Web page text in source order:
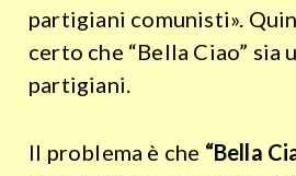
partigiani comunisti».
certo che “Bella Ciao” sia
partigiani.
Il problema è che “Bella